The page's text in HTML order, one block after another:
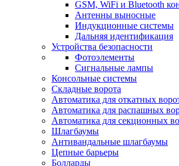
GSM, WiFi и Bluetooth
Антенны выносные
Индукционные системы
Дальняя идентификация
Устройства безопасности
Фотоэлементы
Сигнальные лампы
Консольные системы
Складные ворота
Автоматика для откатных
Автоматика для распашных
Автоматика для секционных
Шлагбаумы
Антивандальные шлагбаумы
Цепные барьеры
Болларды